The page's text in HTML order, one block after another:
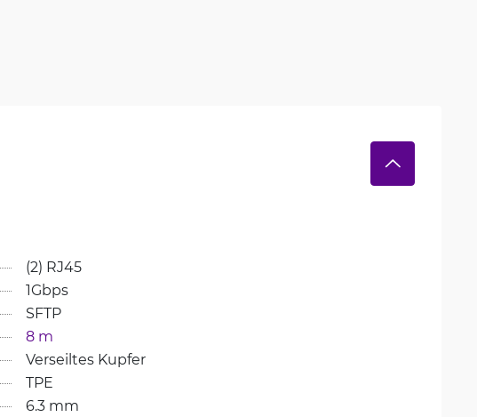
(2) RJ45
1Gbps
SFTP
8 m
Verseiltes Kupfer
TPE
6.3 mm